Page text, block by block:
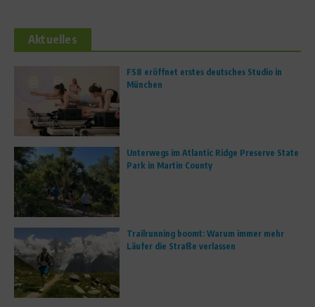
Aktuelles
FS8 eröffnet erstes deutsches Studio in
München
Unterwegs im Atlantic Ridge Preserve State
Park in Martin County
Trailrunning boomt: Warum immer mehr
Läufer die Straße verlassen